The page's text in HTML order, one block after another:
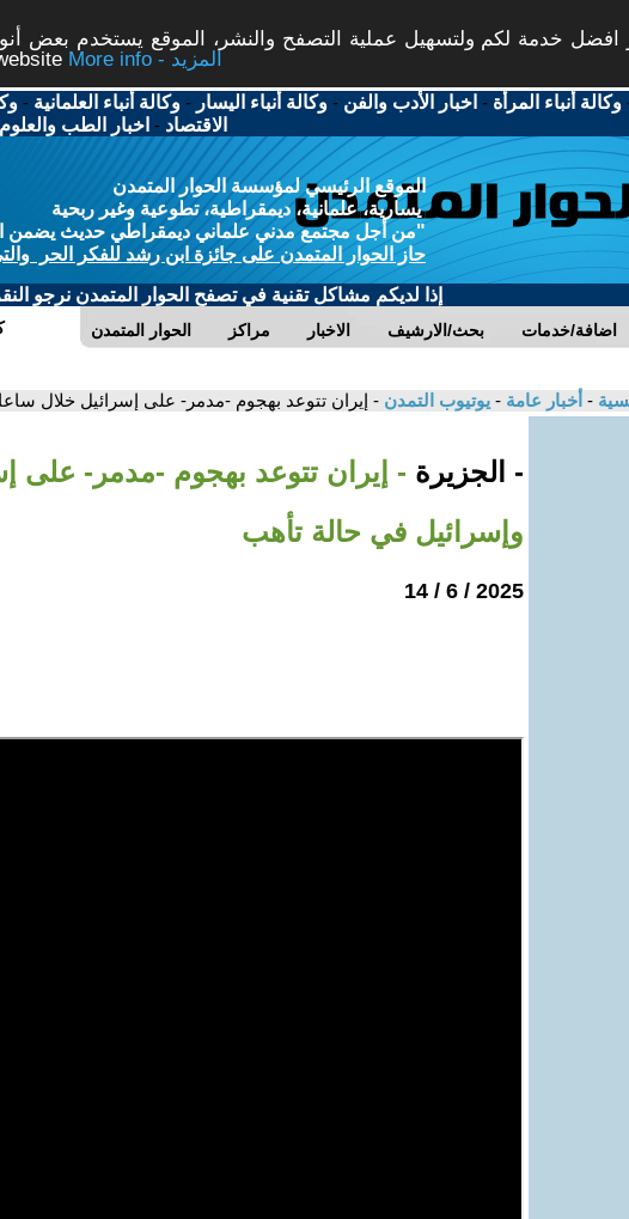
افضل خدمة لكم ولتسهيل عملية التصفح والنشر، الموقع يستخدم بعض
More info - المزيد
وكالة أنباء المرأة - اخبار الأدب والفن -وكالة أنباء اليسار -وكالة أنباء العلمانية -
الاقتصاد - اخبار الطب والعلوم
الموقع الرئيسي لمؤسسة الحوار المتمدن
يسارية، علمانية، ديمقراطية، تطوعية وغير ربحية
"من أجل مجتمع مدني علماني ديمقراطي حديث يضمن
حاز الحوار المتمدن على جائزة ابن رشد للفكر الحر
إذا لديكم مشاكل تقنية في تصفح الحوار المتمدن نرجو
الحوار المتمدن مراكز الاخبار بحث/الارشيف اضافة/خدمات
- أخبار عامة - يوتيوب التمدن - إيران تتوعد بهجوم -مدمر- على إسرائيل خلال
- الجزيرة - إيران تتوعد بهجوم -مدمر- على
وإسرائيل في حالة تأهب
2025 / 6 / 14